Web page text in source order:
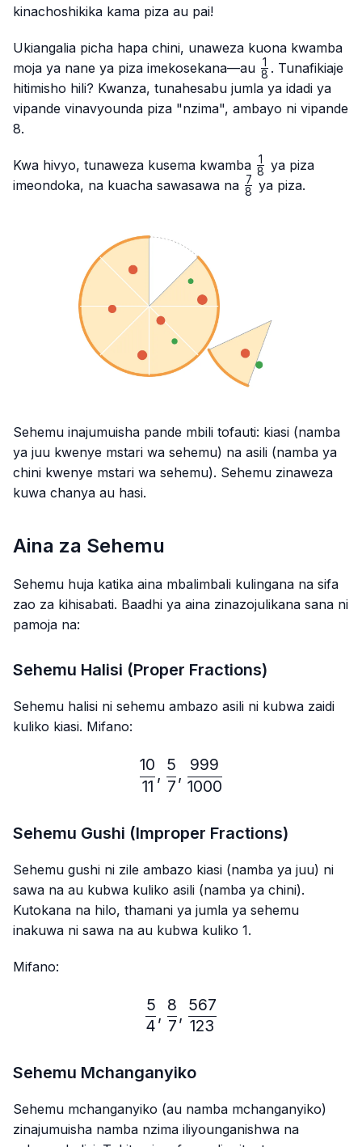
kinachoshikika kama piza au pai!
Ukiangalia picha hapa chini, unaweza kuona kwamba
moja ya nane ya piza imekosekana—au \frac{1}
{8}
8
1 . Tunafikiaje
hitimisho hili? Kwanza, tunahesabu jumla ya idadi ya
vipande vinavyounda piza "nzima", ambayo ni vipande
8.
Kwa hivyo, tunaweza kusema kwamba \frac{1}
{8}
8
1
ya piza
imeondoka, na kuacha sawasawa na \frac{7}
8
7 ya piza.
Sehemu inajumuisha pande mbili tofauti: kiasi (namba
ya juu kwenye mstari wa sehemu) na asili (namba ya
chini kwenye mstari wa sehemu). Sehemu zinaweza
kuwa chanya au hasi.
Aina za Sehemu
Sehemu huja katika aina mbalimbali kulingana na sifa
zao za kihisabati. Baadhi ya aina zinazojulikana sana ni
pamoja na:
Sehemu Halisi (Proper Fractions)
Sehemu halisi ni sehemu ambazo asili ni kubwa zaidi
kuliko kiasi. Mifano:
11
10
,
7
5
,
1000
999
Sehemu Gushi (Improper Fractions)
Sehemu gushi ni zile ambazo kiasi (namba ya juu) ni
sawa na au kubwa kuliko asili (namba ya chini).
Kutokana na hilo, thamani ya jumla ya sehemu
inakuwa ni sawa na au kubwa kuliko 1.
Mifano:
4
5
,
7
8
,
123
567
Sehemu Mchanganyiko
Sehemu mchanganyiko (au namba mchanganyiko)
zinajumuisha namba nzima iliyounganishwa na